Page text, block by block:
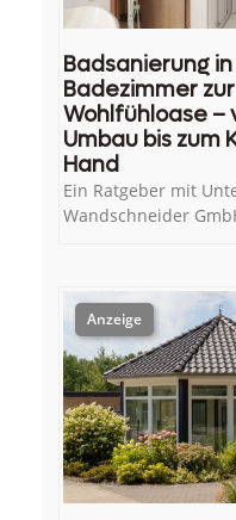
Badsanierung
Badezimmer
Wohlfühloase
Umbau bis zum
Hand
Ein Ratgeber mit
Wandschneider